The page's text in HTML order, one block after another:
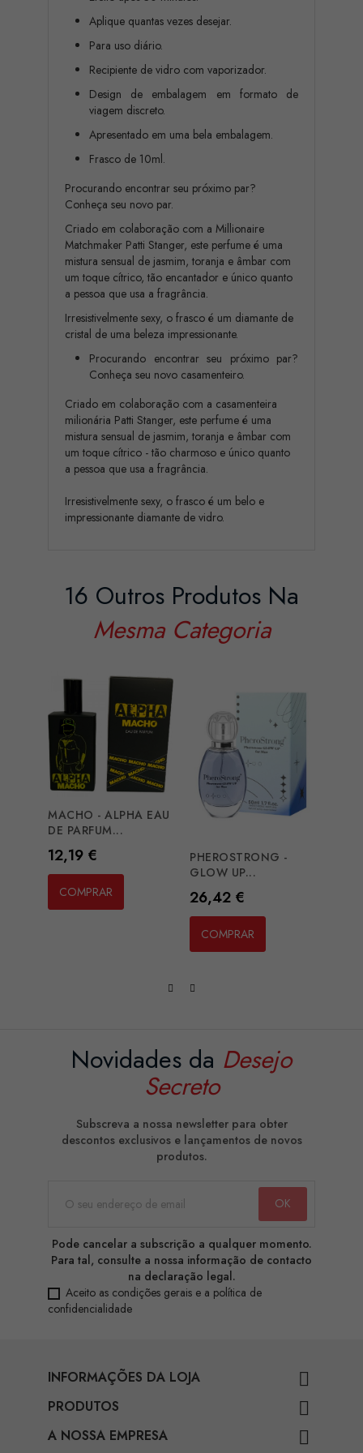
Aplique quantas vezes desejar.
Para uso diário.
Recipiente de vidro com vaporizador.
Design de embalagem em formato de
viagem discreto.
Apresentado em uma bela embalagem.
Frasco de 10ml.
Procurando encontrar seu próximo par?
Conheça seu novo par.
Criado em colaboração com a Millionaire
Matchmaker Patti Stanger, este perfume é uma
mistura sensual de jasmim, toranja e âmbar com
um toque cítrico, tão encantador e único quanto
a pessoa que usa a fragrância.
Irresistivelmente sexy, o frasco é um diamante de
cristal de uma beleza impressionante.
Procurando encontrar seu próximo par?
Conheça seu novo casamenteiro.
Criado em colaboração com a casamenteira
milionária Patti Stanger, este perfume é uma
mistura sensual de jasmim, toranja e âmbar com
um toque cítrico - tão charmoso e único quanto
a pessoa que usa a fragrância.
Irresistivelmente sexy, o frasco é um belo e
impressionante diamante de vidro.
16 Outros Produtos Na
Mesma Categoria
MACHO - ALPHA EAU
DE PARFUM...
Preço
12,19 €
COMPRAR
PHEROSTRONG -
GLOW UP...
Preço
26,42 €
COMPRAR
Novidades da Desejo
Secreto
Subscreva a nossa newsletter para obter
descontos exclusivos e lançamentos de novos
produtos.
Pode cancelar a subscrição a qualquer momento.
Para tal, consulte a nossa informação de contacto
na declaração legal.
Aceito as condições gerais e a política de
confidencialidade
INFORMAÇÕES DA LOJA 
PRODUTOS 
A NOSSA EMPRESA 